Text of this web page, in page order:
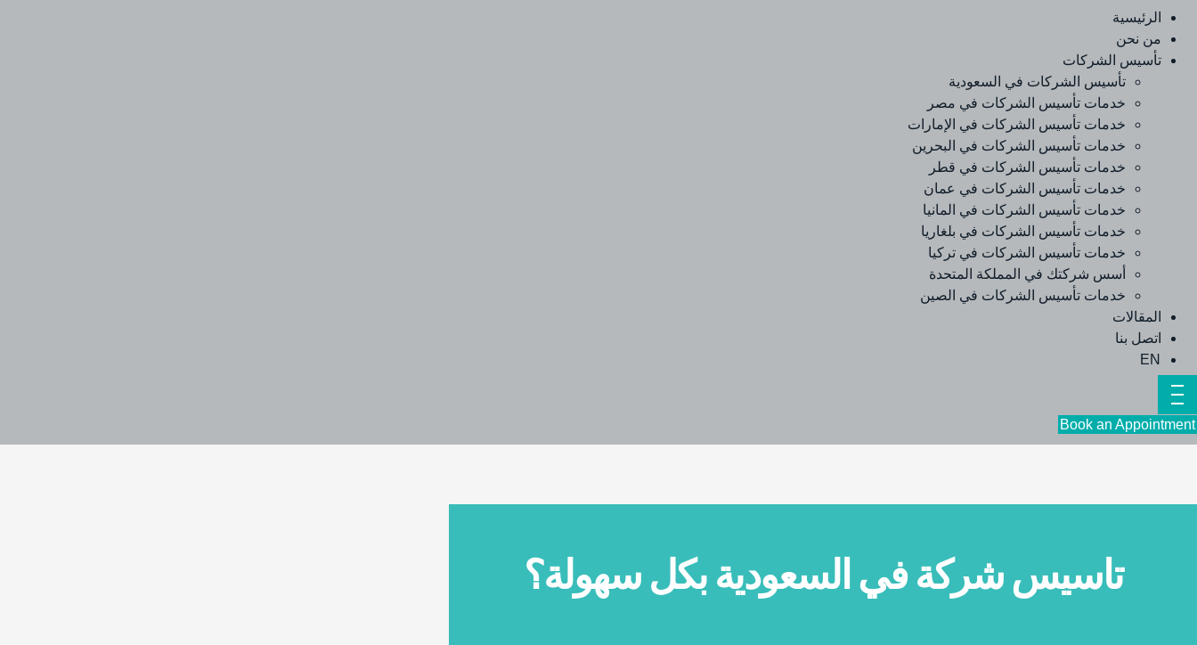
الرئيسية
من نحن
تأسيس الشركات
تأسيس الشركات في السعودية
خدمات تأسيس الشركات في مصر
خدمات تأسيس الشركات في الإمارات
خدمات تأسيس الشركات في البحرين
خدمات تأسيس الشركات في قطر
خدمات تأسيس الشركات في عمان
خدمات تأسيس الشركات في المانيا
خدمات تأسيس الشركات في بلغاريا
خدمات تأسيس الشركات في تركيا
أسس شركتك في المملكة المتحدة
خدمات تأسيس الشركات في الصين
المقالات
اتصل بنا
EN
Book an Appointment
تاسيس شركة في السعودية بكل سهولة؟